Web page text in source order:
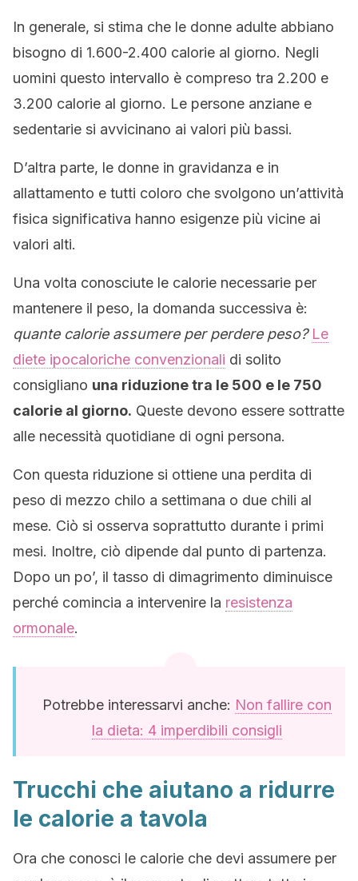
In generale, si stima che le donne adulte abbiano
bisogno di 1.600-2.400 calorie al giorno. Negli
uomini questo intervallo è compreso tra 2.200 e
3.200 calorie al giorno. Le persone anziane e
sedentarie si avvicinano ai valori più bassi.
D’altra parte, le donne in gravidanza e in
allattamento e tutti coloro che svolgono un’attività
fisica significativa hanno esigenze più vicine ai
valori alti.
Una volta conosciute le calorie necessarie per
mantenere il peso, la domanda successiva è:
quante calorie assumere per perdere peso? Le
diete ipocaloriche convenzionali di solito
consigliano una riduzione tra le 500 e le 750
calorie al giorno. Queste devono essere sottratte
alle necessità quotidiane di ogni persona.
Con questa riduzione si ottiene una perdita di
peso di mezzo chilo a settimana o due chili al
mese. Ciò si osserva soprattutto durante i primi
mesi. Inoltre, ciò dipende dal punto di partenza.
Dopo un po’, il tasso di dimagrimento diminuisce
perché comincia a intervenire la resistenza
ormonale.
Potrebbe interessarvi anche: Non fallire con
la dieta: 4 imperdibili consigli
Trucchi che aiutano a ridurre
le calorie a tavola
Ora che conosci le calorie che devi assumere per